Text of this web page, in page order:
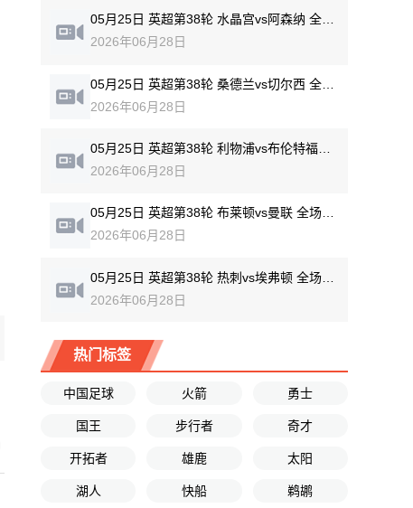
05月25日 英超第38轮 水晶宫vs阿森纳 全场录像回放
2026年06月28日
2026年06月28日
2026年06月28日
05月25日 英超第38轮 布莱顿vs曼联 全场录像回放
2026年06月28日
2026年06月28日
热门标签
中国足球 火箭 勇士
国王 步行者 奇才
开拓者 雄鹿 太阳
湖人 快船 鹈鹕